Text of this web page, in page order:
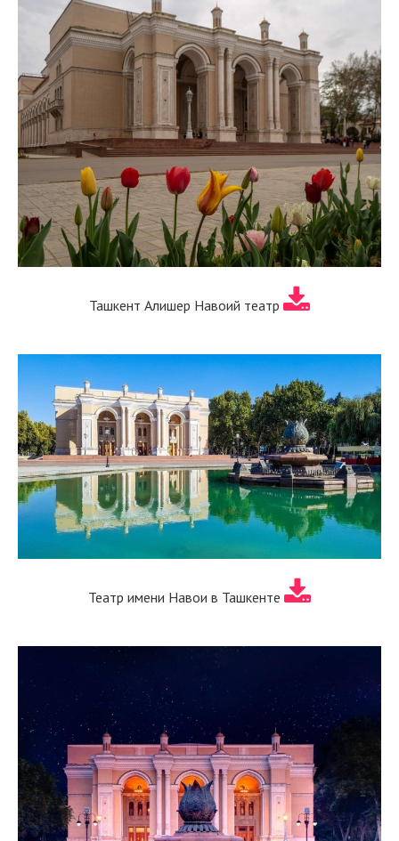
Ташкент Алишер Навоий театр
Театр имени Навои в Ташкенте